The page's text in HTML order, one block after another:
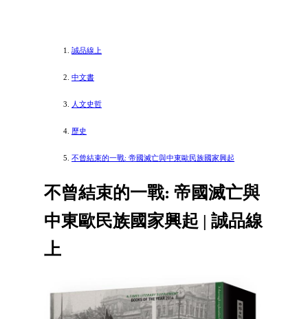
誠品線上
中文書
人文史哲
歷史
不曾結束的一戰: 帝國滅亡與中東歐民族國家興起
不曾結束的一戰: 帝國滅亡與
中東歐民族國家興起 | 誠品線
上